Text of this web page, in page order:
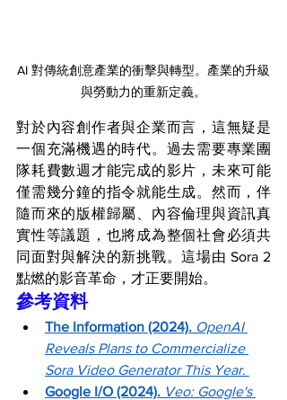
AI 對傳統創意產業的衝擊與轉型。產業的升級
與勞動力的重新定義。
對於內容創作者與企業而言，這無疑是
一個充滿機遇的時代。過去需要專業團
隊耗費數週才能完成的影片，未來可能
僅需幾分鐘的指令就能生成。然而，伴
隨而來的版權歸屬、內容倫理與資訊真
實性等議題，也將成為整個社會必須共
同面對與解決的新挑戰。這場由 Sora 2
點燃的影音革命，才正要開始。
參考資料
The Information (2024). OpenAI
Reveals Plans to Commercialize
Sora Video Generator This Year.
Google I/O (2024). Veo: Google's